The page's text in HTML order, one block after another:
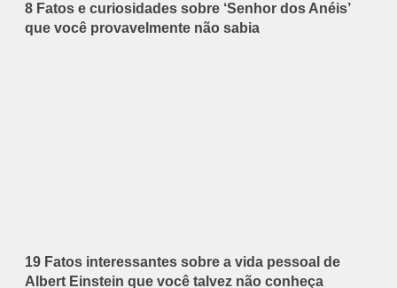
8 Fatos e curiosidades sobre ‘Senhor dos Anéis’
que você provavelmente não sabia
19 Fatos interessantes sobre a vida pessoal de
Albert Einstein que você talvez não conheça